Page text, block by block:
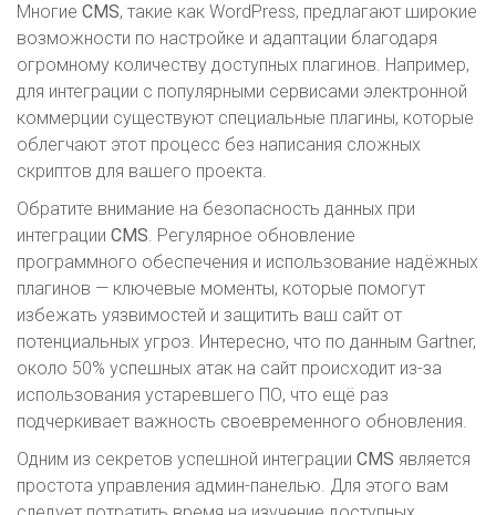
Многие CMS, такие как WordPress, предлагают широкие
возможности по настройке и адаптации благодаря
огромному количеству доступных плагинов. Например,
для интеграции с популярными сервисами электронной
коммерции существуют специальные плагины, которые
облегчают этот процесс без написания сложных
скриптов для вашего проекта.
Обратите внимание на безопасность данных при
интеграции CMS. Регулярное обновление
программного обеспечения и использование надёжных
плагинов — ключевые моменты, которые помогут
избежать уязвимостей и защитить ваш сайт от
потенциальных угроз. Интересно, что по данным Gartner,
около 50% успешных атак на сайт происходит из-за
использования устаревшего ПО, что ещё раз
подчеркивает важность своевременного обновления.
Одним из секретов успешной интеграции CMS является
простота управления админ-панелью. Для этого вам